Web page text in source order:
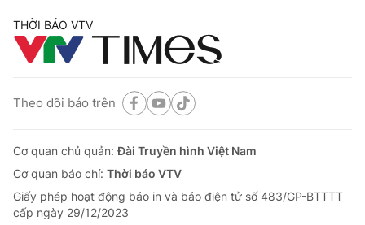
THỜI BÁO VTV
Theo dõi báo trên
Cơ quan chủ quản:Đài Truyền hình Việt Nam
Cơ quan báo chí: Thời báo VTV
Giấy phép hoạt động báo in và báo điện tử số 483/GP-BTTTT
cấp ngày 29/12/2023